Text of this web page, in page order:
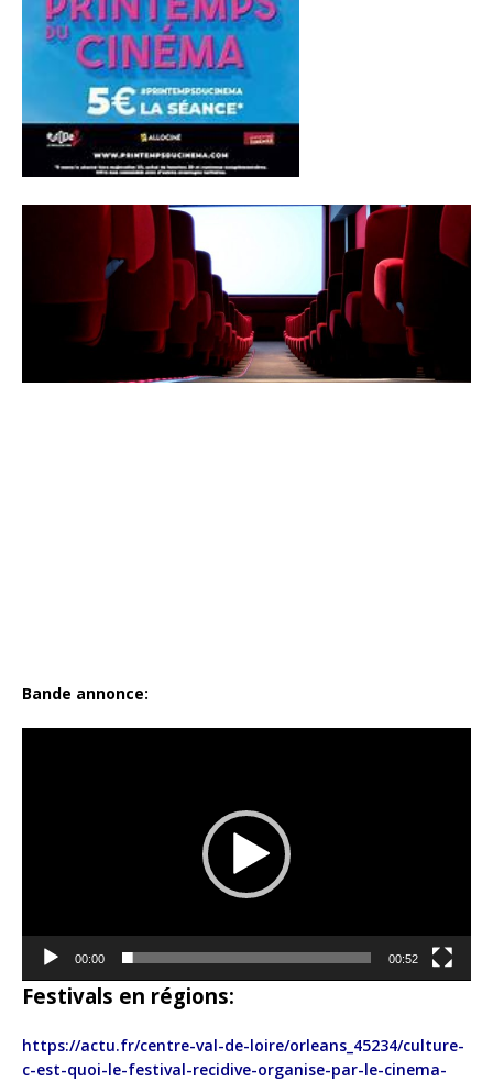
Bande annonce:
00:00 00:52
Festivals en régions:
https://actu.fr/centre-val-de-loire/orleans_45234/culture-
c-est-quoi-le-festival-recidive-organise-par-le-cinema-